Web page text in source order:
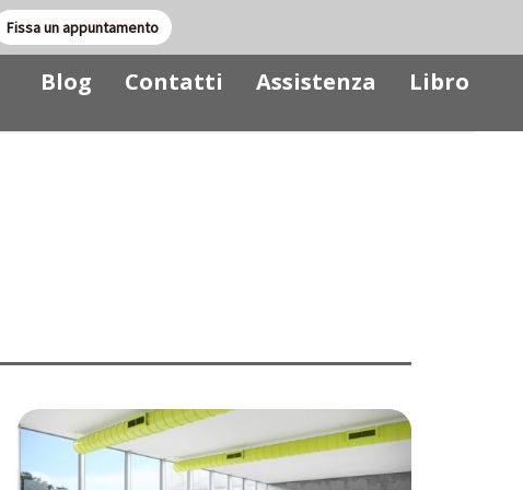
Fissa un appuntamento
Blog Contatti Assistenza Libro